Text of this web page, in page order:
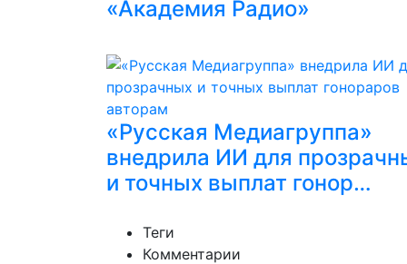
«Академия Радио»
«Русская Медиагруппа»
внедрила ИИ для
и точных выплат гонор…
Теги
Комментарии